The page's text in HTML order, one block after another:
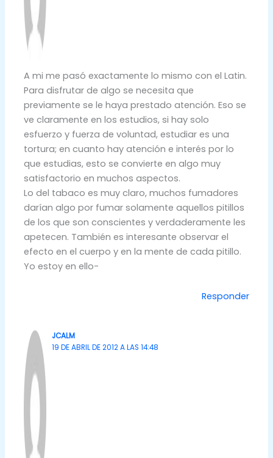
A mi me pasó exactamente lo mismo con el Latin.
Para disfrutar de algo se necesita que
previamente se le haya prestado atención. Eso se
ve claramente en los estudios, si hay solo
esfuerzo y fuerza de voluntad, estudiar es una
tortura; en cuanto hay atención e interés por lo
que estudias, esto se convierte en algo muy
satisfactorio en muchos aspectos.
Lo del tabaco es muy claro, muchos fumadores
darían algo por fumar solamente aquellos pitillos
de los que son conscientes y verdaderamente les
apetecen. También es interesante observar el
efecto en el cuerpo y en la mente de cada pitillo.
Yo estoy en ello-
Responder
JCALM
19 DE ABRIL DE 2012 A LAS 14:48